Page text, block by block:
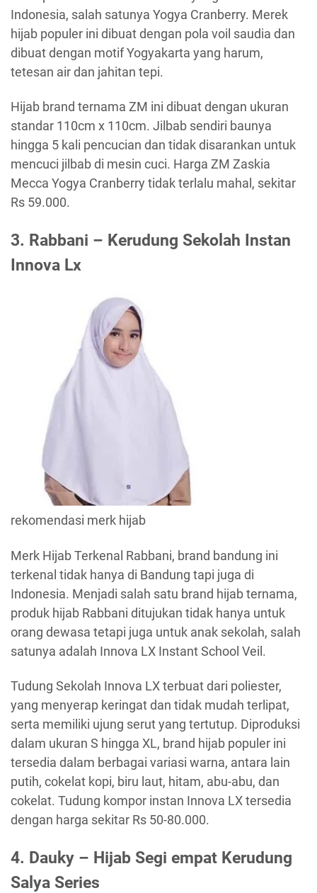
Indonesia, salah satunya Yogya Cranberry. Merek
hijab populer ini dibuat dengan pola voil saudia dan
dibuat dengan motif Yogyakarta yang harum,
tetesan air dan jahitan tepi.
Hijab brand ternama ZM ini dibuat dengan ukuran
standar 110cm x 110cm. Jilbab sendiri baunya
hingga 5 kali pencucian dan tidak disarankan untuk
mencuci jilbab di mesin cuci. Harga ZM Zaskia
Mecca Yogya Cranberry tidak terlalu mahal, sekitar
Rs 59.000.
3. Rabbani – Kerudung Sekolah Instan
Innova Lx
rekomendasi merk hijab
Merk Hijab Terkenal Rabbani, brand bandung ini
terkenal tidak hanya di Bandung tapi juga di
Indonesia. Menjadi salah satu brand hijab ternama,
produk hijab Rabbani ditujukan tidak hanya untuk
orang dewasa tetapi juga untuk anak sekolah, salah
satunya adalah Innova LX Instant School Veil.
Tudung Sekolah Innova LX terbuat dari poliester,
yang menyerap keringat dan tidak mudah terlipat,
serta memiliki ujung serut yang tertutup. Diproduksi
dalam ukuran S hingga XL, brand hijab populer ini
tersedia dalam berbagai variasi warna, antara lain
putih, cokelat kopi, biru laut, hitam, abu-abu, dan
cokelat. Tudung kompor instan Innova LX tersedia
dengan harga sekitar Rs 50-80.000.
4. Dauky – Hijab Segi empat Kerudung
Salya Series